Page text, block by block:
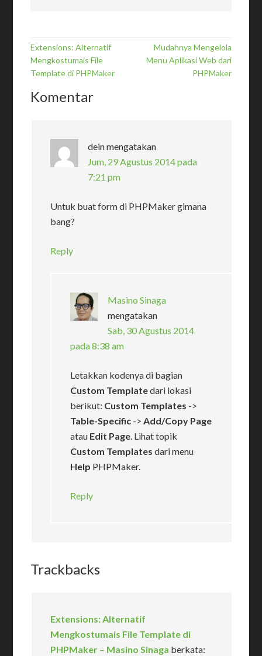
Extensions: Alternatif
Mengkostumais File
Template di PHPMaker
Mudahnya Mengelola
Menu Aplikasi Web dari
PHPMaker
Komentar
deinmengatakan
Jum, 29 Agustus 2014 pada
7:21 pm
Untuk buat form di PHPMaker gimana
bang?
Reply
Masino Sinaga
mengatakan
Sab, 30 Agustus 2014
pada 8:38 am
Letakkan kodenya di bagian
Custom Templatedari lokasi
berikut: Custom Templates ->
Table-Specific ->Add/Copy Page
atau Edit Page. Lihat topik
Custom Templates dari menu
Help PHPMaker.
Reply
Trackbacks
Extensions: Alternatif
Mengkostumais File Template di
PHPMaker – Masino Sinaga berkata: